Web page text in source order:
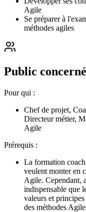
Agile
Se préparer à
méthodes agiles
Public
Pour qui :
Chef de projet,
Directeur métier,
Agile
Prérequis :
La formation
veulent monter en
Agile. Cependant,
indispensable que
valeurs et
des méthodes